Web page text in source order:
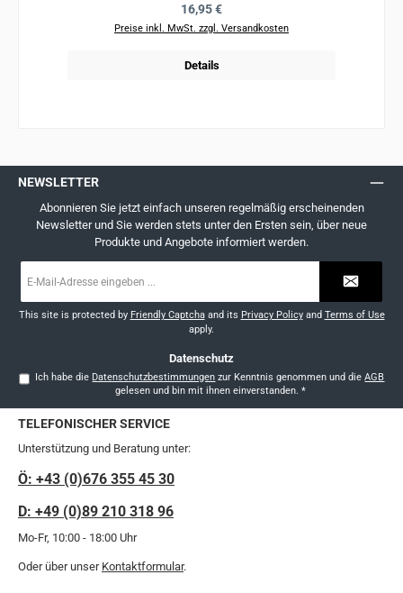
Regulärer Preis:
16,95 €
Preise inkl. MwSt. zzgl. Versandkosten
Details
NEWSLETTER
Abonnieren Sie jetzt einfach unseren regelmäßig erscheinenden
Newsletter und Sie werden stets unter den Ersten sein, über neue
Produkte und Angebote informiert werden.
Mail-
*
This site is protected by Friendly Captchaand its Privacy Policyand Terms of Use
apply.
Datenschutz
Ich habe die Datenschutzbestimmungen zur Kenntnis genommen und dieAGB
gelesen und bin mit ihnen einverstanden. *
TELEFONISCHER SERVICE
Unterstützung und Beratung unter:
Ö: +43 (0)676 355 45 30
D: +49 (0)89 210 318 96
Mo-Fr, 10:00 - 18:00 Uhr
Oder über unser Kontaktformular.